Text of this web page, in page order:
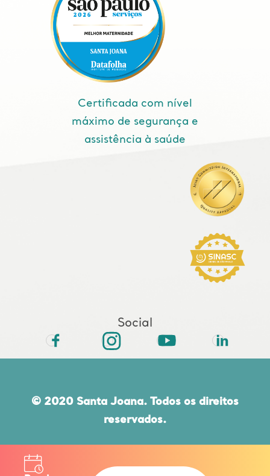
Certificada com nível
máximo de segurança e
assistência à saúde
Social
© 2020 Santa Joana. Todos os direitos
reservados.
Rua do Paraíso, 432 | CEP 04103-000 |